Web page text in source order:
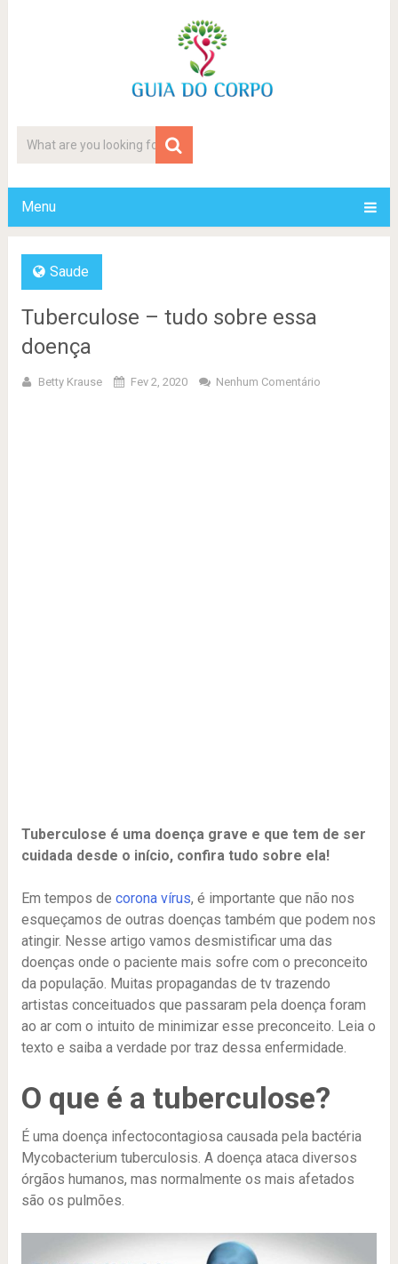
Menu
Saude
Tuberculose – tudo sobre essa
doença
Betty Krause Fev 2, 2020 Nenhum Comentário
Tuberculose é uma doença grave e que tem de ser
cuidada desde o início, confira tudo sobre ela!
Em tempos de corona vírus, é importante que não nos
esqueçamos de outras doenças também que podem nos
atingir. Nesse artigo vamos desmistificar uma das
doenças onde o paciente mais sofre com o preconceito
da população. Muitas propagandas de tv trazendo
artistas conceituados que passaram pela doença foram
ao ar com o intuito de minimizar esse preconceito. Leia o
texto e saiba a verdade por traz dessa enfermidade.
O que é a tuberculose?
É uma doença infectocontagiosa causada pela bactéria
Mycobacterium tuberculosis. A doença ataca diversos
órgãos humanos, mas normalmente os mais afetados
são os pulmões.